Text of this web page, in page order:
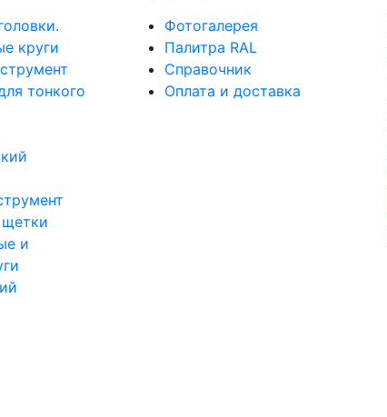
круги
тонкого
щетки
и
Фотогалерея
Палитра RAL
Справочник
Оплата и доставка